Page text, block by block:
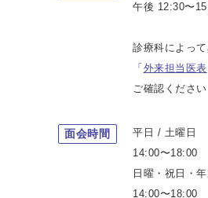
午後 12:30〜
診療科によっ
「 外来担当医表
ご確認ください
面会時間
平日 / 土曜日
14:00〜18:00
日曜・祝日・
14:00〜18:00